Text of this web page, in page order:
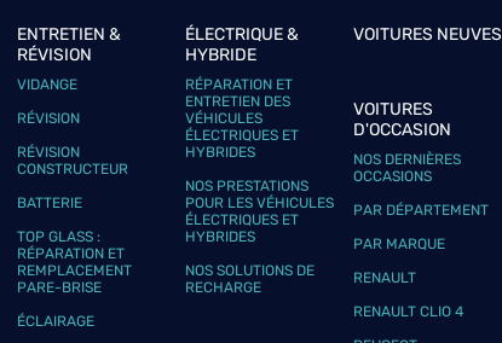
ENTRETIEN &
RÉVISION
VIDANGE
RÉVISION
RÉVISION
CONSTRUCTEUR
BATTERIE
TOP GLASS :
RÉPARATION ET
REMPLACEMENT
PARE-BRISE
ÉCLAIRAGE
ÉLECTRIQUE &
HYBRIDE
RÉPARATION ET
ENTRETIEN DES
VÉHICULES
ÉLECTRIQUES ET
HYBRIDES
NOS PRESTATIONS
POUR LES VÉHICULES
ÉLECTRIQUES ET
HYBRIDES
NOS SOLUTIONS DE
RECHARGE
VOITURES NEUVES
VOITURES
D'OCCASION
NOS DERNIÈRES
OCCASIONS
PAR DÉPARTEMENT
PAR MARQUE
RENAULT
RENAULT CLIO 4